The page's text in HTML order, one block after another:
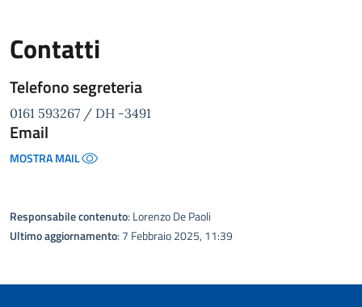
Contatti
Telefono segreteria
0161 593267 / DH -3491
Email
MOSTRA MAIL
Responsabile contenuto: Lorenzo De Paoli
Ultimo aggiornamento: 7 Febbraio 2025, 11:39